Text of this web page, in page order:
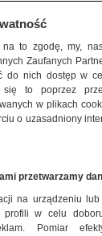
na to zgodę, my,
Zaufanych
do nich dostęp w
się to poprzez
w plikach
o uzasadniony
przetwarzamy
na urządzeniu
profili w celu
Pomiar